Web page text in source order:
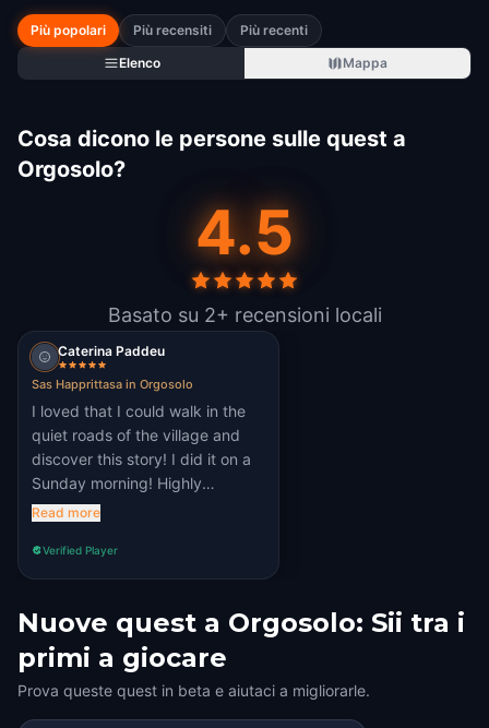
Più popolari Più recensiti
Più recenti
Elenco
Mappa
Cosa dicono le persone sulle quest a
Orgosolo?
4.5
Basato su 2+ recensioni locali
Caterina Paddeu
Sas Happrittasa in Orgosolo
I loved that I could walk in the
quiet roads of the village and
discover this story! I did it on a
Sunday morning! Highly
recommend it because of the
questions of the game!
Read more
Verified Player
Nuove quest a Orgosolo: Sii tra i
primi a giocare
Prova queste quest in beta e aiutaci a migliorarle.